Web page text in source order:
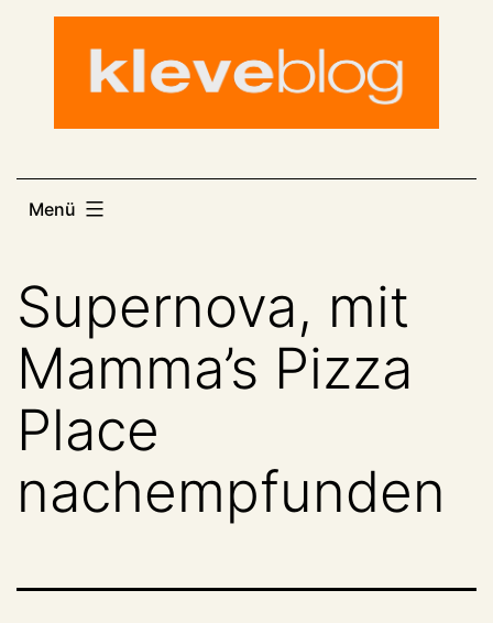
Menü
Supernova, mit
Mamma’s Pizza
Place
nachempfunden